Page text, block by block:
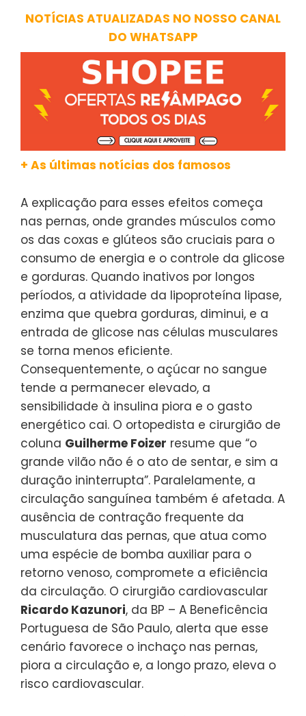
NOTÍCIAS ATUALIZADAS NO NOSSO CANAL
DO WHATSAPP
+ As últimas notícias dos famosos
A explicação para esses efeitos começa
nas pernas, onde grandes músculos como
os das coxas e glúteos são cruciais para o
consumo de energia e o controle da glicose
e gorduras. Quando inativos por longos
períodos, a atividade da lipoproteína lipase,
enzima que quebra gorduras, diminui, e a
entrada de glicose nas células musculares
se torna menos eficiente.
Consequentemente, o açúcar no sangue
tende a permanecer elevado, a
sensibilidade à insulina piora e o gasto
energético cai. O ortopedista e cirurgião de
coluna Guilherme Foizer resume que “o
grande vilão não é o ato de sentar, e sim a
duração ininterrupta”. Paralelamente, a
circulação sanguínea também é afetada. A
ausência de contração frequente da
musculatura das pernas, que atua como
uma espécie de bomba auxiliar para o
retorno venoso, compromete a eficiência
da circulação. O cirurgião cardiovascular
Ricardo Kazunori, da BP – A Beneficência
Portuguesa de São Paulo, alerta que esse
cenário favorece o inchaço nas pernas,
piora a circulação e, a longo prazo, eleva o
risco cardiovascular.